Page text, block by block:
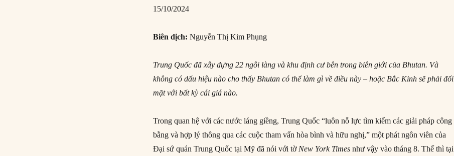
15/10/2024
Biên dịch: Nguyễn Thị Kim Phụng
Trung Quốc đã xây dựng 22 ngôi làng và khu định cư bên trong biên giới của Bhutan. Và
không có dấu hiệu nào cho thấy Bhutan có thể làm gì về điều này – hoặc Bắc Kinh sẽ phải đối
mặt với bất kỳ cái giá nào.
Trong quan hệ với các nước láng giềng, Trung Quốc “luôn nỗ lực tìm kiếm các giải pháp công
bằng và hợp lý thông qua các cuộc tham vấn hòa bình và hữu nghị,” một phát ngôn viên của
Đại sứ quán Trung Quốc tại Mỹ đã nói với tờNew York Times như vậy vào tháng 8. Thế thì tại